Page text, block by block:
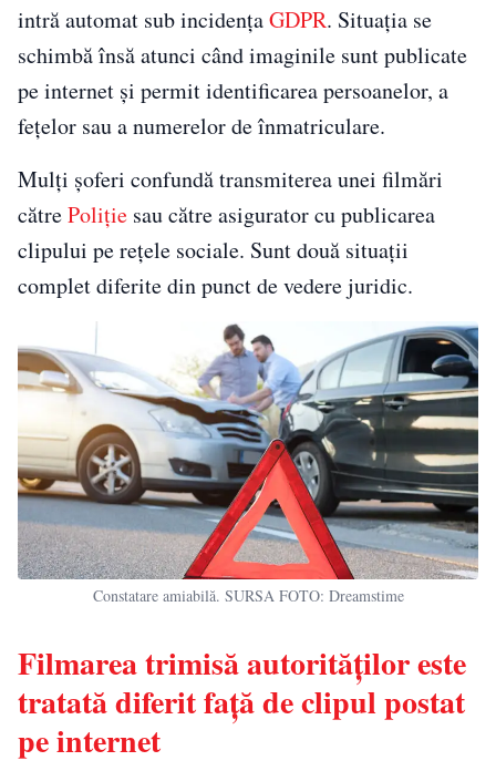
intră automat sub incidențaGDPR. Situația se
schimbă însă atunci când imaginile sunt publicate
pe internet și permit identificarea persoanelor, a
fețelor sau a numerelor de înmatriculare.
Mulți șoferi confundă transmiterea unei filmări
cătrePoliție sau către asigurator cu publicarea
clipului pe rețele sociale. Sunt două situații
complet diferite din punct de vedere juridic.
Constatare amiabilă. SURSA FOTO: Dreamstime
Filmarea trimisă autorităților este
tratată diferit față de clipul postat
pe internet